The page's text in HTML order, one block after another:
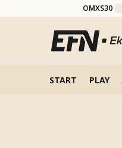
OMXS30
START PLAY